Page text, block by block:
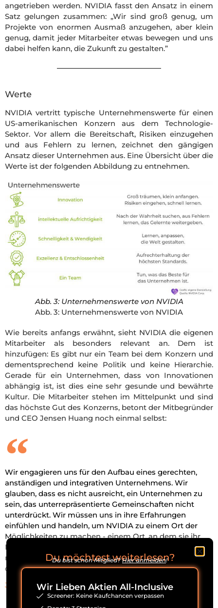
angetrieben werden. NVIDIA fasst den Ansatz in einem
Satz gelungen zusammen: „Wir sind groß genug, um
Projekte von enormen Ausmaß anzugehen, aber klein
genug, damit jeder Mitarbeiter etwas bewegen und uns
dabei helfen kann, die Zukunft zu gestalten.”
Werte
NVIDIA vertritt typische Unternehmenswerte für einen
US-amerikanischen Konzern aus dem Technologie-
Sektor. Vor allem die Bereitschaft, Risiken einzugehen
und aus Fehlern zu lernen, zeichnet den gängigen
Ansatz dieser Unternehmen aus. Eine Übersicht über die
Werte ist der folgenden Abbildung zu entnehmen.
Abb. 3: Unternehmenswerte von NVIDIA
Abb. 3: Unternehmenswerte von NVIDIA
Wie bereits anfangs erwähnt, sieht NVIDIA die eigenen
Mitarbeiter als besonders relevant an. Dem ist
hinzufügen: Es gibt nur ein Team bei dem Konzern und
dementsprechend keine Politik und keine Hierarchie.
Gerade für ein Unternehmen, dass von Innovationen
abhängig ist, ist dies eine sehr gesunde und bewährte
Kultur. Die Mitarbeiter stehen im Mittelpunkt und sind
das höchste Gut des Konzerns, betont der Mitbegründer
und CEO Jensen Huang noch einmal selbst:
Wir engagieren uns für den Aufbau eines gerechten,
anständigen und integrativen Unternehmens. Wir
glauben, dass es nicht ausreicht, ein Unternehmen zu
sein, das unterrepräsentierte Gemeinschaften nicht
unterdrückt. Wir müssen uns in ihre Erfahrungen
einfühlen und handeln, um NVIDIA zu einem Ort der
Möglichkeiten zu machen - einem Ort, an dem sie ihr
Lebenswerk vollbringen können. Wir tun dies, weil es
richtig und gerecht ist, und weil wir glauben, dass es
dazu beitragen wird, NVIDIA besser zu machen.
Jensen Huang, Mitbegründer und CEO (übersetzt)
Du möchtest weiterlesen?
Du bist schon Mitglied?Hier anmelden!
Wir Lieben Aktien All-Inclusive
Screener: Keine Kaufchancen verpassen